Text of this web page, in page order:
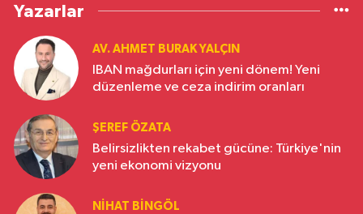
Yazarlar
AV. AHMET BURAK YALÇIN
IBAN mağdurları için yeni dönem! Yeni
düzenleme ve ceza indirim oranları
ŞEREF ÖZATA
Belirsizlikten rekabet gücüne: Türkiye'nin
yeni ekonomi vizyonu
NIHAT BINGÖL